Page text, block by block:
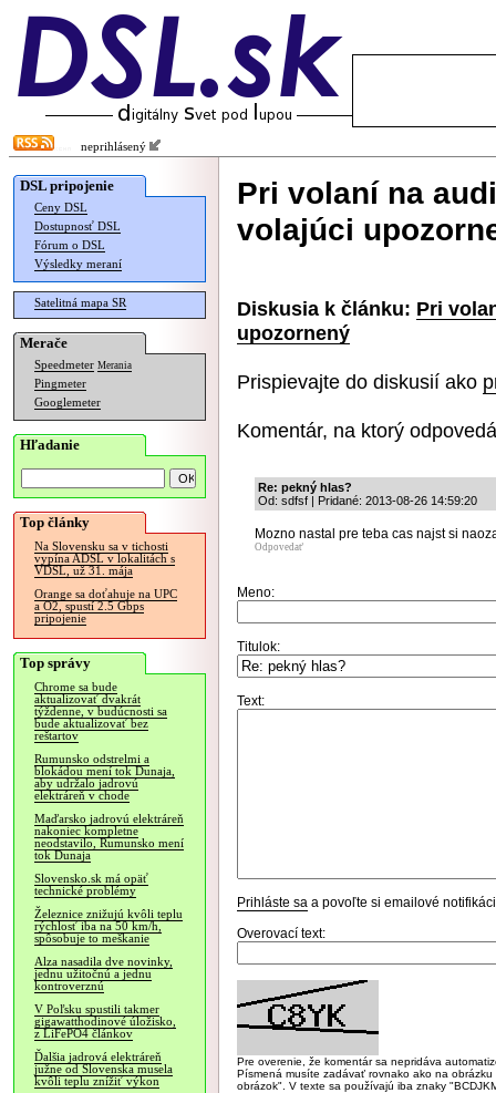
neprihlásený
DSL pripojenie
Ceny DSL
Dostupnosť DSL
Fórum o DSL
Výsledky meraní
Satelitná mapa SR
Merače
Speedmeter Merania
Pingmeter
Googlemeter
Hľadanie
Top články
Na Slovensku sa v tichosti
vypína ADSL v lokalitách s
VDSL, už 31. mája
Orange sa doťahuje na UPC
a O2, spustí 2.5 Gbps
pripojenie
Top správy
Chrome sa bude
aktualizovať dvakrát
týždenne, v budúcnosti sa
bude aktualizovať bez
reštartov
Rumunsko odstrelmi a
blokádou mení tok Dunaja,
aby udržalo jadrovú
elektráreň v chode
Maďarsko jadrovú elektráreň
nakoniec kompletne
neodstavilo, Rumunsko mení
tok Dunaja
Slovensko.sk má opäť
technické problémy
Železnice znižujú kvôli teplu
rýchlosť iba na 50 km/h,
spôsobuje to meškanie
Alza nasadila dve novinky,
jednu užitočnú a jednu
kontroverznú
V Poľsku spustili takmer
gigawatthodinové úložisko,
z LiFePO4 článkov
Ďalšia jadrová elektráreň
južne od Slovenska musela
kvôli teplu znížiť výkon
Pri volaní na
volajúci
Diskusia k článku: Pri
upozornený
Prispievajte do diskusií ako
Komentár, na ktorý
Re: pekný hlas?
Od: sdfsf | Pridané: 2013-08-26 14:59:20
Mozno nastal pre teba cas najst si
Odpovedať
Meno:
Titulok:
Text:
Prihláste sa a povoľte si emailové
Overovací text:
Pre overenie, že komentár sa nepridáva
Písmená musíte zadávať rovnako ako na
obrázok". V texte sa používajú iba znaky